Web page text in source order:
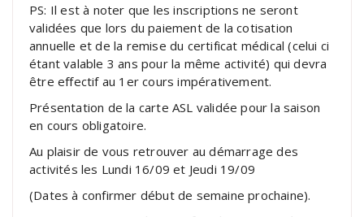
PS: Il est à noter que les inscriptions ne seront
validées que lors du paiement de la cotisation
annuelle et de la remise du certificat médical (celui ci
étant valable 3 ans pour la même activité) qui devra
être effectif au 1er cours impérativement.
Présentation de la carte ASL validée pour la saison
en cours obligatoire.
Au plaisir de vous retrouver au démarrage des
activités les Lundi 16/09 et Jeudi 19/09
(Dates à confirmer début de semaine prochaine).